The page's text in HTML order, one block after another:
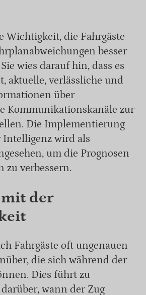
Wichtigkeit, die Fahrgäste
besser
wies darauf hin, dass es
aktuelle, verlässliche und
über
Kommunikationskanäle zur
Die Implementierung
wird als
um die Prognosen
zu verbessern.
der
Fahrgäste oft ungenauen
die sich während der
Dies führt zu
wann der Zug